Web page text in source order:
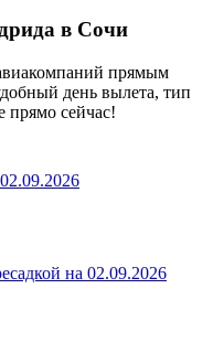
в Сочи
прямым
день вылета, тип
прямо сейчас!
02.09.2026
на 02.09.2026